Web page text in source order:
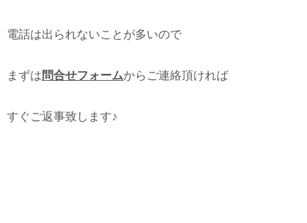
電話は出られないことが多いので
まずは 問合せフォームからご連絡頂ければ
すぐご返事致します♪